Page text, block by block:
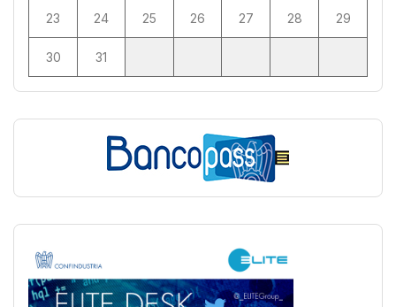
23 24 25 26 27 28 29
30 31